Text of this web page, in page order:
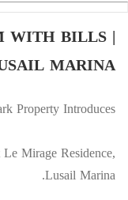
WITH BILLS |
MARINA
Property Introduces :
Mirage Residence,
Lusail Marina.